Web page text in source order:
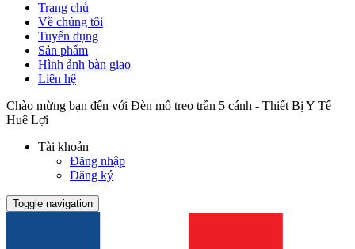
Trang chủ
Về chúng tôi
Tuyển dụng
Sản phẩm
Hình ảnh bàn giao
Liên hệ
Chào mừng bạn đến với Đèn mổ treo trần 5 cánh - Thiết Bị Y Tế
Huê Lợi
Tài khoản
Đăng nhập
Đăng ký
Toggle navigation